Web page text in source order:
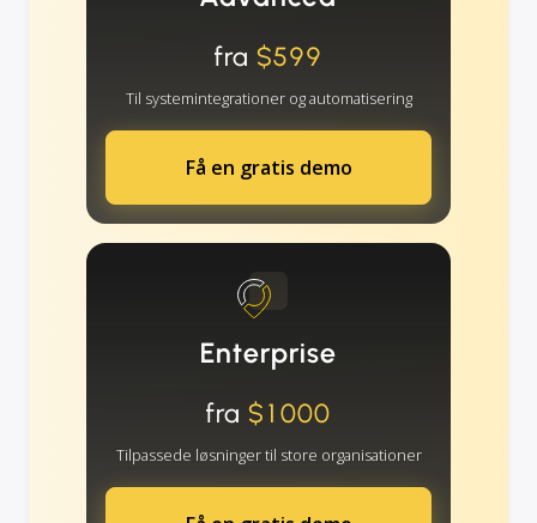
fra $599
Til systemintegrationer og automatisering
Få en gratis demo
Enterprise
fra $1000
Tilpassede løsninger til store organisationer